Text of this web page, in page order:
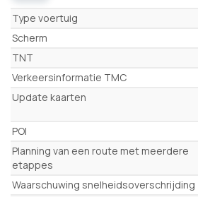
Eigenschappen
Type voertuig
Scherm
TNT
Verkeersinformatie TMC
Update kaarten
POI
Planning van een route met meerdere
etappes
Waarschuwing snelheidsoverschrijding